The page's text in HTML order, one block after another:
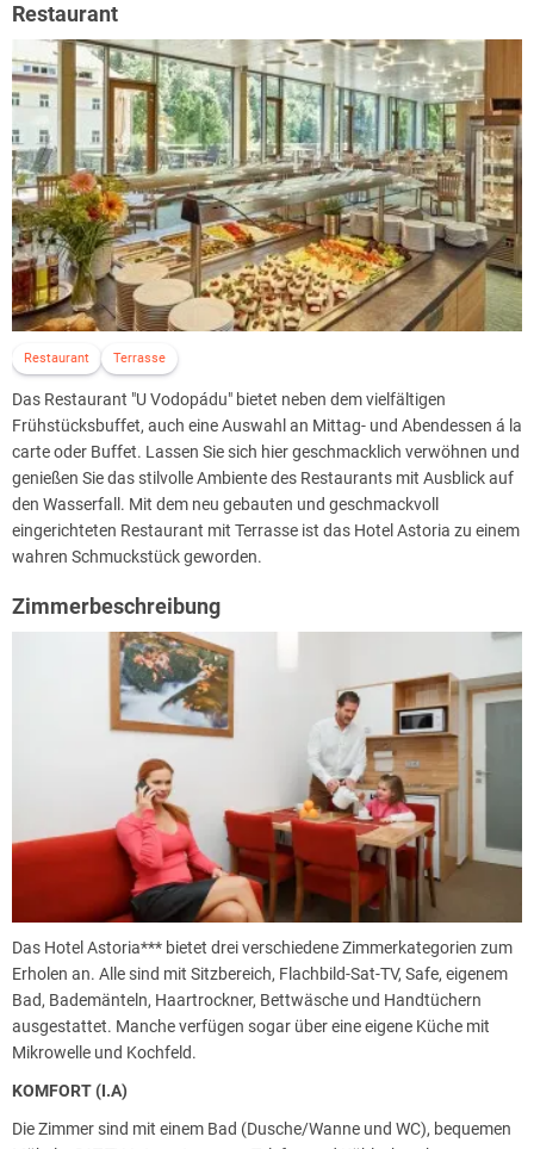
Paraffinpackungen
Elektrotherapien
Oxygenotherapien
Radonbäder
Lasertherapie
Whirlbad
und vieles mehr
Wellness & Beauty:
Im Kurzentrum Agricola stehen folgende Einrichtungen zur
Verfügung:
Pool
Sauna
Salzgrotte
Solarium
und vieles mehr
Im Aquazentrum Agricola stehen folgende Einrichtungen zur
Verfügung:
Schwimmbahnen bis zu 25 m Länge
Kinderbecken
Massage-Whirlpool
Kneipp-Steg
Außenterrasse
finnische Sauna
und vieles mehr
Restaurant
Restaurant Terrasse
Das Restaurant "U Vodopádu" bietet neben dem vielfältigen
Frühstücksbuffet, auch eine Auswahl an Mittag- und Abendessen á la
carte oder Buffet. Lassen Sie sich hier geschmacklich verwöhnen und
genießen Sie das stilvolle Ambiente des Restaurants mit Ausblick auf
den Wasserfall. Mit dem neu gebauten und geschmackvoll
eingerichteten Restaurant mit Terrasse ist das Hotel Astoria zu einem
wahren Schmuckstück geworden.
Zimmerbeschreibung
Das Hotel Astoria*** bietet drei verschiedene Zimmerkategorien zum
Erholen an. Alle sind mit Sitzbereich, Flachbild-Sat-TV, Safe, eigenem
Bad, Bademänteln, Haartrockner, Bettwäsche und Handtüchern
ausgestattet. Manche verfügen sogar über eine eigene Küche mit
Mikrowelle und Kochfeld.
KOMFORT (I.A)
Die Zimmer sind mit einem Bad (Dusche/Wanne und WC), bequemen